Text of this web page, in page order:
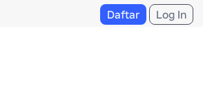
Daftar Log In